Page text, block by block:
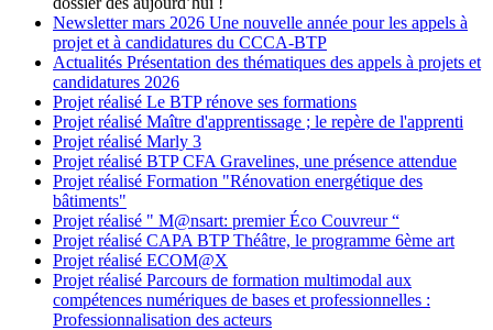
Newsletter mars 2026 Une nouvelle année pour les appels à
projet et à candidatures du CCCA-BTP
Actualités Présentation des thématiques des appels à projets et
candidatures 2026
Projet réalisé Le BTP rénove ses formations
Projet réalisé Maître d'apprentissage ; le repère de l'apprenti
Projet réalisé Marly 3
Projet réalisé BTP CFA Gravelines, une présence attendue
Projet réalisé Formation "Rénovation energétique des
bâtiments"
Projet réalisé " M@nsart: premier Éco Couvreur “
Projet réalisé CAPA BTP Théâtre, le programme 6ème art
Projet réalisé ECOM@X
Projet réalisé Parcours de formation multimodal aux
compétences numériques de bases et professionnelles :
Professionnalisation des acteurs